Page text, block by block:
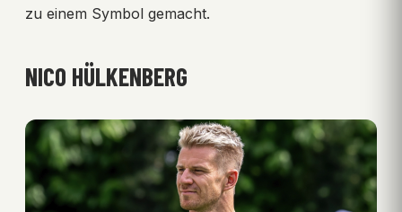
zu einem Symbol gemacht.
NICO HÜLKENBERG